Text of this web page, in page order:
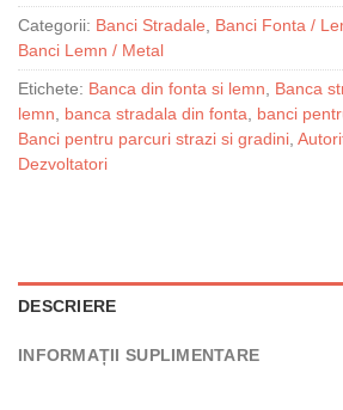
Categorii: Banci Stradale Banci Fonta /
Banci Lemn / Metal
Etichete: Banca din fonta si lemn
Banca
lemn
banca stradala din fonta banci
Banci pentru parcuri strazi si gradini
Dezvoltatori
DESCRIERE
INFORMAȚII SUPLIMENTARE